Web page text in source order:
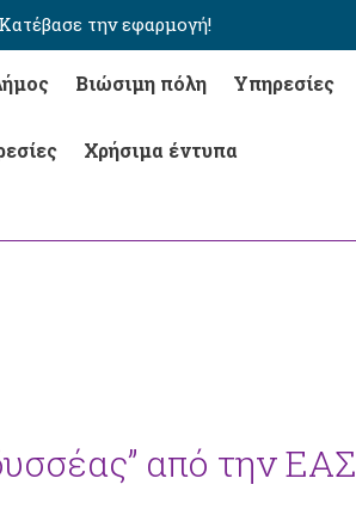
Κατέβασε την εφαρμογή!
Βιώσιμη πόλη Υπηρεσίες
Χρήσιμα έντυπα
από την ΕΑΣ